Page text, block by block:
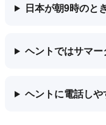
日本が朝9時のと
ヘントではサマ
ヘントに電話し